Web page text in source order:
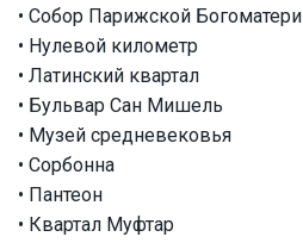
• Собор Парижской Богоматери
• Нулевой километр
• Латинский квартал
• Бульвар Сан Мишель
• Музей средневековья
• Сорбонна
• Пантеон
• Квартал Муфтар